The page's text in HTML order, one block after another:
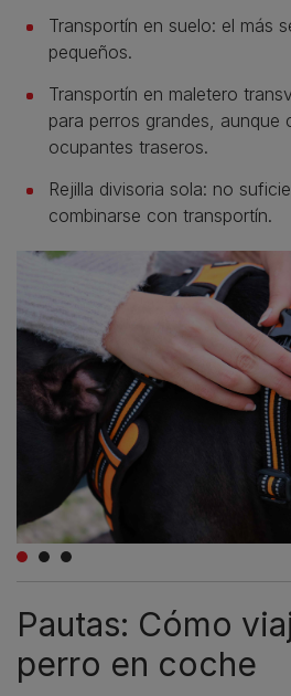
Transportín en suelo: el más
pequeños.
Transportín en maletero
para perros grandes, aunque
ocupantes traseros.
Rejilla divisoria sola: no
combinarse con transportín.
Pautas: Cómo
perro en coche